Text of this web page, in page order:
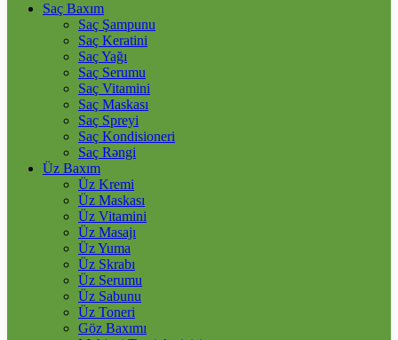
Saç Baxım
Saç Şampunu
Saç Keratini
Saç Yağı
Saç Serumu
Saç Vitamini
Saç Maskası
Saç Spreyi
Saç Kondisioneri
Saç Rəngi
Üz Baxım
Üz Kremi
Üz Maskası
Üz Vitamini
Üz Masajı
Üz Yuma
Üz Skrabı
Üz Serumu
Üz Sabunu
Üz Toneri
Göz Baxımı